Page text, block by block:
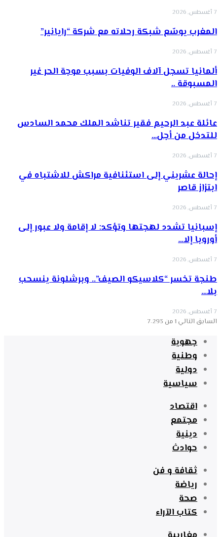
7 أغسطس, 2026
المغرب يوسّع شبكة رحلاته مع شركة “رايانير”
7 أغسطس, 2026
ألمانيا تسجل آلاف الوفيات بسبب موجة الحر غير
المسبوقة ..
7 أغسطس, 2026
عائلة عبد الرحيم فقير تناشد الملك محمد السادس
للتدخل من أجل…
7 أغسطس, 2026
إحالة عشريني إلى استئنافية مراكش للاشتباه في
ابتزاز قاصر
7 أغسطس, 2026
إسبانيا تشدد لهجتها وتؤكد: لا إقامة ولا عبور إلى
أوروبا إلا…
7 أغسطس, 2026
طنجة تخسر “كلاسيكو الصيف”.. وبرشلونة ينسحب
بلا…
7 أغسطس, 2026
السابق التالي 1 من 7٬293
جهوية
وطنية
دولية
سياسية
اقتصاد
مجتمع
دينية
حوادث
ثقافة و فن
رياضة
صحة
كتاب الآراء